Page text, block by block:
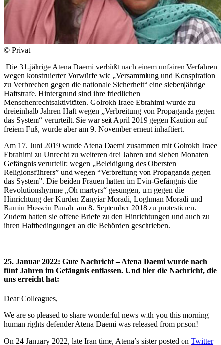
© Privat
Die 31-jährige Atena Daemi verbüßt nach einem unfairen Verfahren
wegen konstruierter Vorwürfe wie „Versammlung und Konspiration
zu Verbrechen gegen die nationale Sicherheit“ eine siebenjährige
Haftstrafe. Hintergrund sind ihre friedlichen
Menschenrechtsaktivitäten. Golrokh Iraee Ebrahimi wurde zu
dreieinhalb Jahren Haft wegen „Verbreitung von Propaganda gegen
das System“ verurteilt. Sie war seit April 2019 gegen Kaution auf
freiem Fuß, wurde aber am 9. November erneut inhaftiert.
Am 17. Juni 2019 wurde Atena Daemi zusammen mit Golrokh Iraee
Ebrahimi zu Unrecht zu weiteren drei Jahren und sieben Monaten
Gefängnis verurteilt: wegen „Beleidigung des Obersten
Religionsführers” und wegen “Verbreitung von Propaganda gegen
das System”. Die beiden Frauen hatten im Evin-Gefängnis die
Revolutionshymne „Oh martyrs“ gesungen, um gegen die
Hinrichtung der Kurden Zanyiar Moradi, Loghman Moradi und
Ramin Hossein Panahi am 8. September 2018 zu protestieren.
Zudem hatten sie offene Briefe zu den Hinrichtungen und auch zu
ihren Haftbedingungen an die Behörden geschrieben.
25. Januar 2022: Gute Nachricht – Atena Daemi wurde nach
fünf Jahren im Gefängnis entlassen. Und hier die Nachricht, die
uns erreicht hat:
Dear Colleagues,
We are so pleased to share wonderful news with you this morning –
human rights defender Atena Daemi was released from prison!
On 24 January 2022, late Iran time, Atena’s sister posted on Twitter